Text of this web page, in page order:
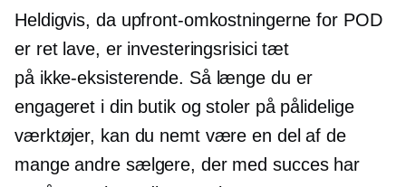
Heldigvis, da upfront-omkostningerne for POD
er ​​ret lave, er investeringsrisici tæt
på ikke-eksisterende. Så længe du er
engageret i din butik og stoler på pålidelige
værktøjer, kan du nemt være en del af de
mange andre sælgere, der med succes har